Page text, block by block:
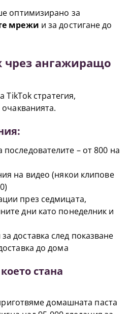
оптимизирано за
мрежи и за достигане до
чрез ангажиращо
TikTok стратегия,
последователите – от 800 на
на видео (някои клипове
през седмицата,
дни като понеделник и
доставка след показване
до дома
стана
домашната паста